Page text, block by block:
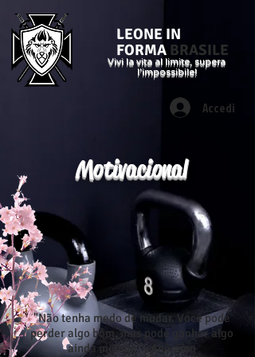
LEONE IN
FORMA BRASILE
Vivi la vita al limite, supera
l'impossibile!
Accedi
Motivacional
"Não tenha medo de mudar. Você pode
perder algo bom, mas pode ganhar algo
ainda melhor." - Anônimo